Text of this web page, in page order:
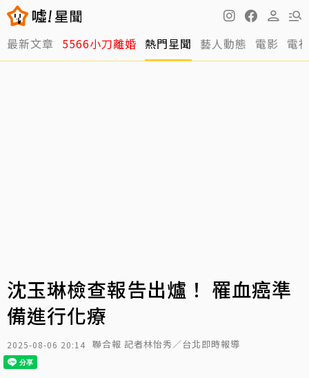
最新文章 5566小刀離婚 熱門星聞 藝人動態 電影 電
沈玉琳檢查報告出爐！ 罹血癌準
備進行化療
2025-08-06 20:14 聯合報 記者林怡秀／台北即時報導